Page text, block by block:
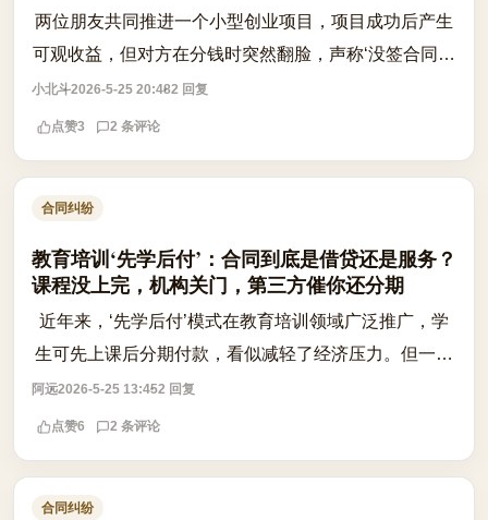
两位朋友共同推进一个小型创业项目，项目成功后产生
可观收益，但对方在分钱时突然翻脸，声称‘没签合同你
一分钱也别想拿’。这种情况下，真的就束手无策了吗？
答案是否定的。即便没有书面合同，...
小北斗2026-5-25 20:482 回复
点赞3 2 条评论
合同纠纷
教育培训‘先学后付’：合同到底是借贷还是服务？
课程没上完，机构关门，第三方催你还分期
近年来，‘先学后付’模式在教育培训领域广泛推广，学
生可先上课后分期付款，看似减轻了经济压力。但一旦
机构突然停业、跑路，学员不仅课程无法继续，还可能
收到第三方催收公司发来的还款通知，...
阿远2026-5-25 13:452 回复
点赞6 2 条评论
合同纠纷